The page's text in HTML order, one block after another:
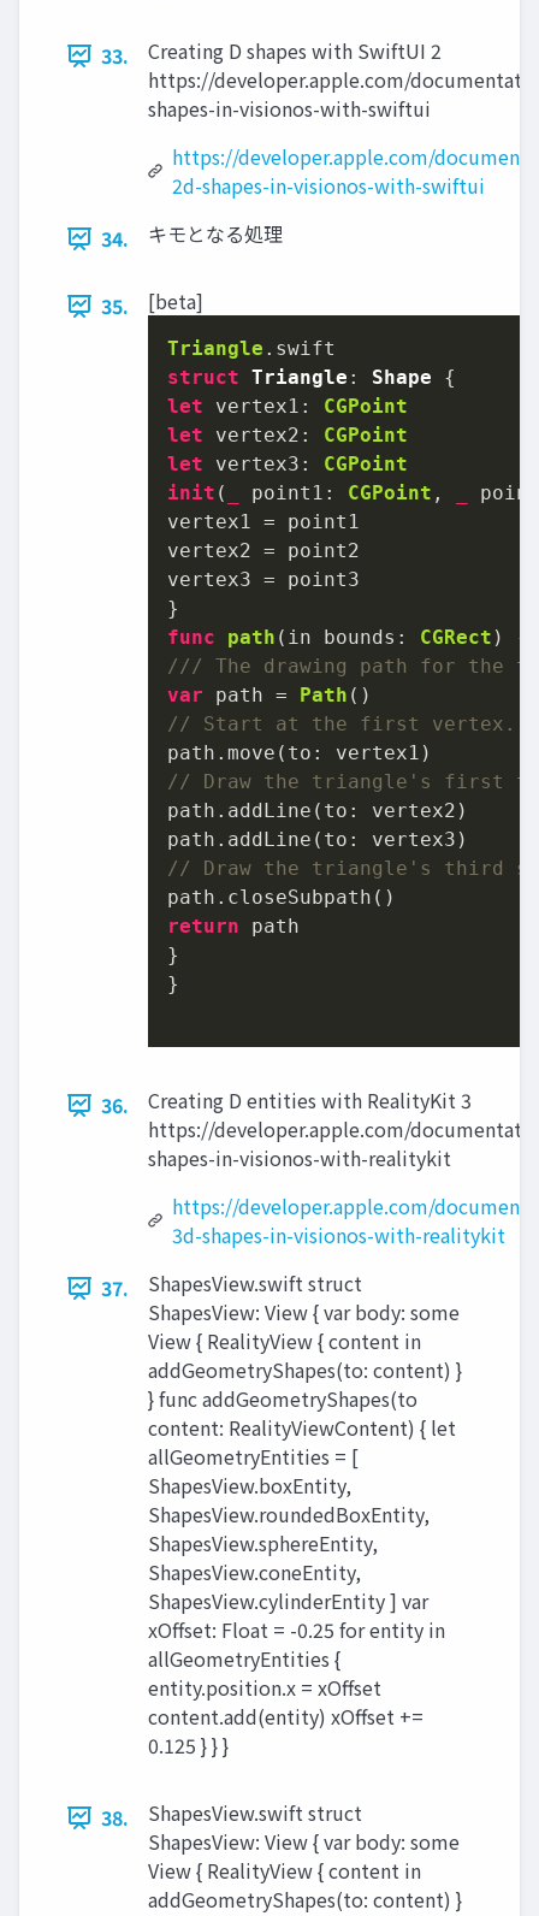
33.
Creating D shapes with SwiftUI 2
https://developer.apple.com/
shapes-in-visionos-with-swiftui
https://developer.apple.com/
2d-shapes-in-visionos-with-swiftui
34.
キモとなる処理
35. [beta]
Triangle
struct Triangle : Shape
let vertex1: CGPoint
let vertex2: CGPoint
let vertex3: CGPoint
init ( point1 : CGPoint ,
vertex1 = point1
vertex2 = point2
vertex3 = point3
func
path ( in bounds : CGRect ) -
/// The drawing path for the
var path = Path
// Start at the first vertex.
// Draw the triangle's first
path.addLine(to: vertex2)
// Draw the triangle's third
return path
}
}
36.
Creating D entities with RealityKit 3
https://developer.apple.com/
shapes-in-visionos-with-realitykit
https://developer.apple.com/
3d-shapes-in-visionos-with-realitykit
37.
ShapesView.swift struct
ShapesView: View { var body: some
View { RealityView { content in
addGeometryShapes(to: content) }
} func addGeometryShapes(to
content: RealityViewContent) { let
allGeometryEntities = [
ShapesView.boxEntity,
ShapesView.roundedBoxEntity,
ShapesView.sphereEntity,
ShapesView.coneEntity,
ShapesView.cylinderEntity ] var
xOffset: Float = -0.25 for entity in
allGeometryEntities {
entity.position.x = xOffset
content.add(entity) xOffset +=
0.125 } } }
38.
ShapesView.swift struct
ShapesView: View { var body: some
View { RealityView { content in
addGeometryShapes(to: content) }